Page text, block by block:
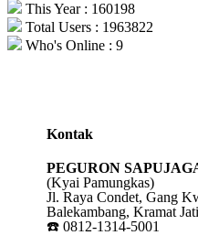
This Year : 160198
Total Users : 1963822
Who's Online : 9
Kontak
PEGURON
(Kyai Pamungkas)
Jl. Raya Condet, Gang
Balekambang, Kramat
☎️ 0812-1314-5001